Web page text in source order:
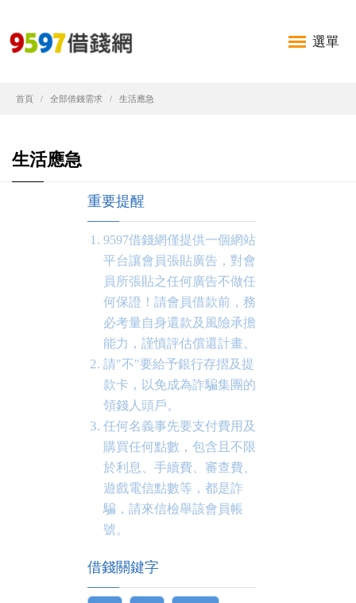
選單
首頁 全部借錢需求 生活應急
生活應急
重要提醒
9597借錢網僅提供一個網站
平台讓會員張貼廣告，對會
員所張貼之任何廣告不做任
何保證！請會員借款前，務
必考量自身還款及風險承擔
能力，謹慎評估償還計畫。
請"不"要給予銀行存摺及提
款卡，以免成為詐騙集團的
領錢人頭戶。
任何名義事先要支付費用及
購買任何點數，包含且不限
於利息、手續費、審查費、
遊戲電信點數等，都是詐
騙，請來信檢舉該會員帳
號。
借錢關鍵字